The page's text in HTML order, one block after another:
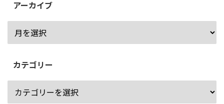
アーカイブ
カテゴリー